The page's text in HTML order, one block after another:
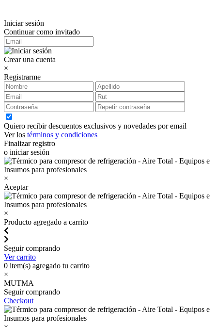
Iniciar sesión
Continuar como invitado
Crear una cuenta
×
Registrarme
Quiero recibir descuentos exclusivos y novedades por email
Ver los términos y condiciones
Finalizar registro
o iniciar sesión
×
Aceptar
×
Producto agregado a carrito
Seguir comprando
Ver carrito
0 item(s) agregado tu carrito
×
MUTMA
Seguir comprando
Checkout